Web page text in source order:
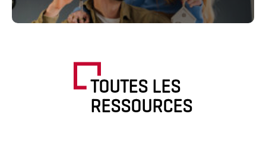
TOUTES LES
RESSOURCES